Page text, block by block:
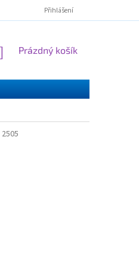
ESSOX - nákup na splátky
Přihlášení
NÁKUPNÍ
Prázdný košík
2505